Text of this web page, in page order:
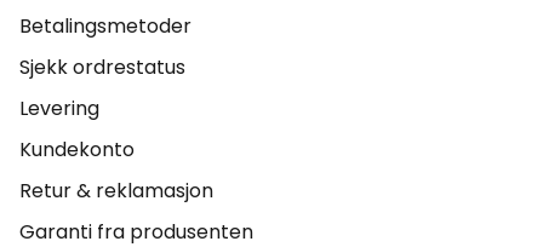
Betalingsmetoder
Sjekk ordrestatus
Levering
Kundekonto
Retur & reklamasjon
Garanti fra produsenten